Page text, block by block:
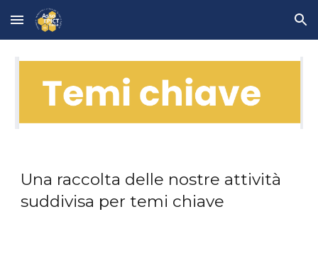
Skip to main content Skip to navigation
Una raccolta delle nostre attività
suddivisa per temi chiave